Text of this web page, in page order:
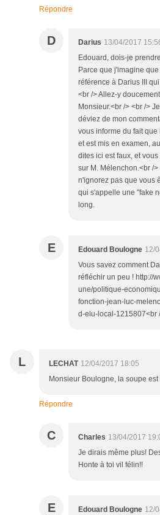
Répondre
D Darius 13/04/2017
Edouard, dois-je
Parce que j'imagine
référence à Darius III
<br /> Allez-y
Monsieur.<br /> <br />
déviez de mon
vous informe du fait
et est mis en examen,
dites ici est faux, et
sur M. Mélenchon.<br /
n'ignorez pas que vous
qui s'appelle une "fake
long.
E Edouard Boulogne 12/
Vous savez comment
réfléchir un peu ! http://
une/politique-
fonction-jean-luc-
d-elu-local-1215807<br
L LECHAT 12/04/2017 18:05
Monsieur Boulogne, la soupe
Répondre
C Charles 13/04/2017
Je dirais même plus!
Honte à toi vil félin!!
E Edouard Boulogne 12/